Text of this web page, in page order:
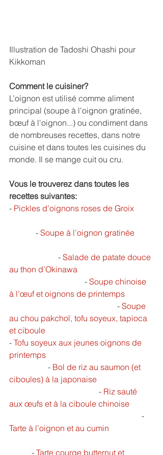
Illustration de Tadoshi Ohashi pour
Kikkoman
Comment le cuisiner?
L’oignon est utilisé comme aliment
principal (soupe à l'oignon gratinée,
bœuf à l'oignon...) ou condiment dans
de nombreuses recettes, dans notre
cuisine et dans toutes les cuisines du
monde. Il se mange cuit ou cru.
Vous le trouverez dans toutes les
recettes suivantes:
- Pickles d’oignons roses de Groix
             -
Soupe à l’oignon gratinée
                        -
Salade de patate douce
                                     -
Soupe chinoise
à l’œuf et oignons de printemps
                                                     -
Soupe
au chou pakchoï, tofu soyeux, tapioca
et ciboule
- Tofu soyeux aux jeunes oignons de
printemps
                   -
Bol de riz au saumon (et
ciboules) à la japonaise
                                  	    -
Riz sauté
aux œufs et à la ciboule chinoise
                                                                 -
Tarte à l’oignon et au cumin
           -
Tarte courge butternut et